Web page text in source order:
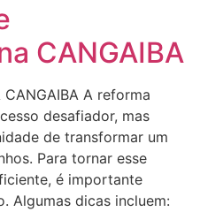
CANGAIBA
CANGAIBA A reforma
desafiador, mas
de transformar um
Para tornar esse
é importante
Algumas dicas incluem: